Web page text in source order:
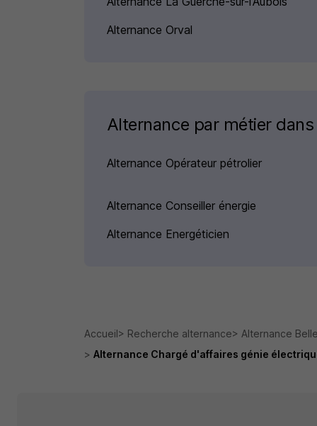
Alternance Orval
Alternance par métier
Alternance Opérateur pétrolier
Alternance Conseiller énergie
Alternance Energéticien
Accueil Recherche alternance Alternance
Alternance Chargé d'affaires génie